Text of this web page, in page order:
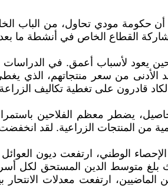
حكومة مودي تحاول، من الباب
مشاركة القطاع الخاص في أنشطة ما
يعود لأسباب أعمق. في
من سعر منتجاتهم، الذي
قادرون على تغطية تكاليف
يضطر معظم الفلاحين
الزراعية. لقد انخفضت المشتريات الحكومية من